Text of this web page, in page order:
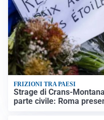
FRIZIONI TRA PAESI
Strage di Crans-
parte civile: Roma